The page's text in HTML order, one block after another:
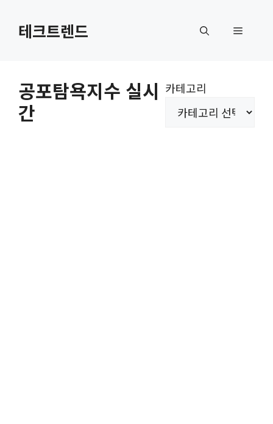
테크트렌드 메
공포탐욕지수 실시
간
카테고리